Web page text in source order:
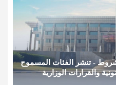
- تنشر الفئات المسموح
والقرارات الوزارية